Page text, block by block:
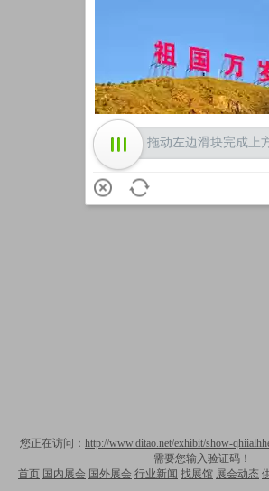
您正在访问： http://www.ditao.net/exhibit/show-
需要您输入验证码！
首页 国内展会 国外展会 行业新闻 找展馆 展会动态
拖动左边滑块完成上